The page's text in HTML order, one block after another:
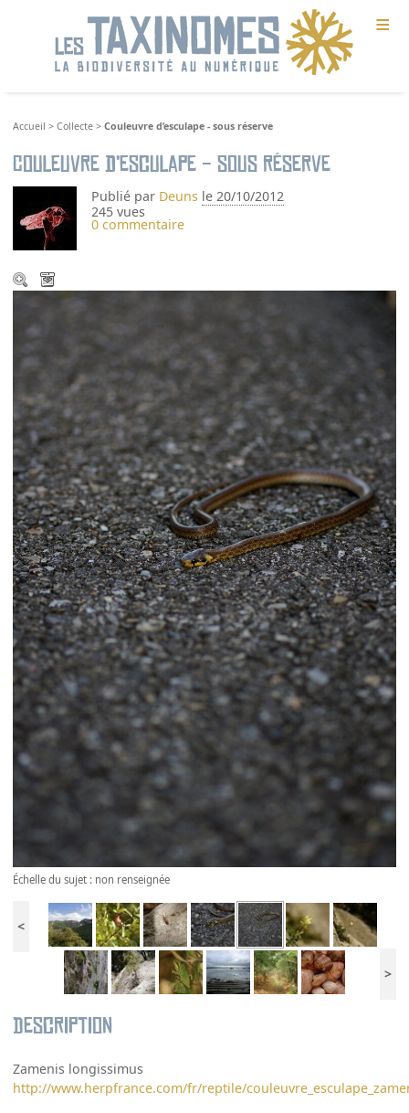
≡
Accueil >Collecte >Couleuvre d’esculape - sous réserve
Couleuvre d’esculape - sous réserve
Publié par Deuns le 20/10/2012
245 vues
0 commentaire
Échelle du sujet : non renseignée
<
>
Description
Zamenis longissimus
http://www.herpfrance.com/fr/reptile/